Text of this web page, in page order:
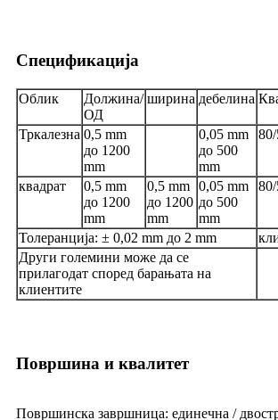
Спецификација
Облик
Должина/
ОД
ширина дебелина
Тркалезна 0,5 mm
до 1200
mm
0,05 mm
до 500
mm
квадрат
0,5 mm
до 1200
mm
0,5 mm
до 1200
mm
0,05 mm
до 500
mm
Толеранција: ± 0,02 mm до 2 mm
Други големини може да се
прилагодат според барањата на
клиентите
Површина и квалитет
Површинска завршница: единечна /